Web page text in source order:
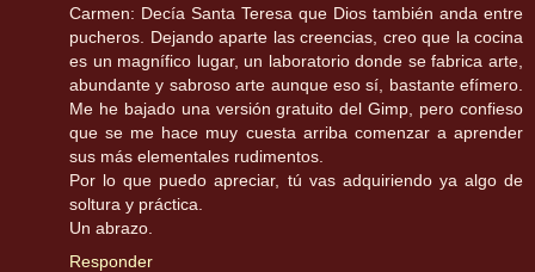
Carmen: Decía Santa Teresa que Dios también anda entre
pucheros. Dejando aparte las creencias, creo que la cocina
es un magnífico lugar, un laboratorio donde se fabrica arte,
abundante y sabroso arte aunque eso sí, bastante efímero.
Me he bajado una versión gratuito del Gimp, pero confieso
que se me hace muy cuesta arriba comenzar a aprender
sus más elementales rudimentos.
Por lo que puedo apreciar, tú vas adquiriendo ya algo de
soltura y práctica.
Un abrazo.
Responder